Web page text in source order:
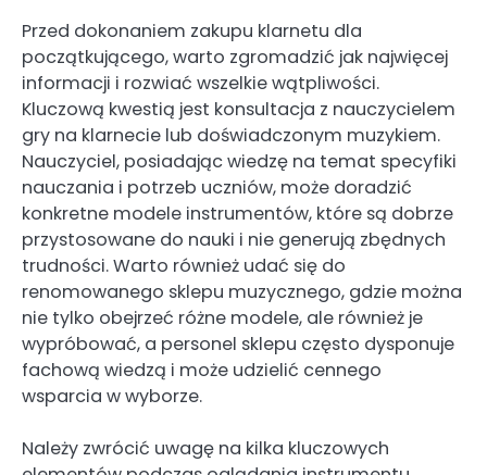
Przed dokonaniem zakupu klarnetu dla
początkującego, warto zgromadzić jak najwięcej
informacji i rozwiać wszelkie wątpliwości.
Kluczową kwestią jest konsultacja z nauczycielem
gry na klarnecie lub doświadczonym muzykiem.
Nauczyciel, posiadając wiedzę na temat specyfiki
nauczania i potrzeb uczniów, może doradzić
konkretne modele instrumentów, które są dobrze
przystosowane do nauki i nie generują zbędnych
trudności. Warto również udać się do
renomowanego sklepu muzycznego, gdzie można
nie tylko obejrzeć różne modele, ale również je
wypróbować, a personel sklepu często dysponuje
fachową wiedzą i może udzielić cennego
wsparcia w wyborze.
Należy zwrócić uwagę na kilka kluczowych